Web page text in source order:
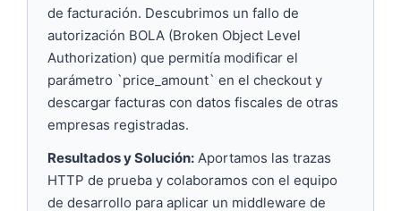
de facturación. Descubrimos un fallo de
autorización BOLA (Broken Object Level
Authorization) que permitía modificar el
parámetro `price_amount` en el checkout y
descargar facturas con datos fiscales de otras
empresas registradas.
Resultados y Solución: Aportamos las trazas
HTTP de prueba y colaboramos con el equipo
de desarrollo para aplicar un middleware de